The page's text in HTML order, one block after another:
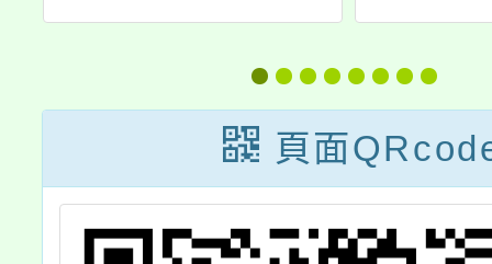
年特優舞蹈團隊
展演活動遴選辦
法及報名資訊
雙全
教育
1份，
必使
畫附
頁面